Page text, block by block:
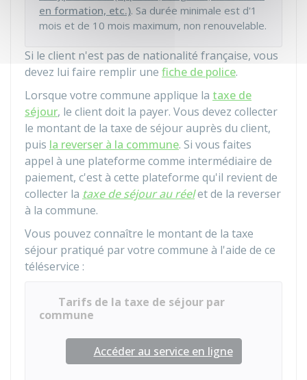
en formation, etc.). Sa durée minimale est d'1
mois et de 10 mois maximum, non renouvelable.
Si le client n'est pas de nationalité française, vous
devez lui faire remplir une fiche de police.
Lorsque votre commune applique la taxe de
séjour, le client doit la payer. Vous devez collecter
le montant de la taxe de séjour auprès du client,
puis la reverser à la commune. Si vous faites
appel à une plateforme comme intermédiaire de
paiement, c'est à cette plateforme qu'il revient de
collecter la taxe de séjour au réelet de la reverser
à la commune.
Vous pouvez connaître le montant de la taxe
séjour pratiqué par votre commune à l'aide de ce
téléservice :
Tarifs de la taxe de séjour par
commune
Accéder au service en ligne